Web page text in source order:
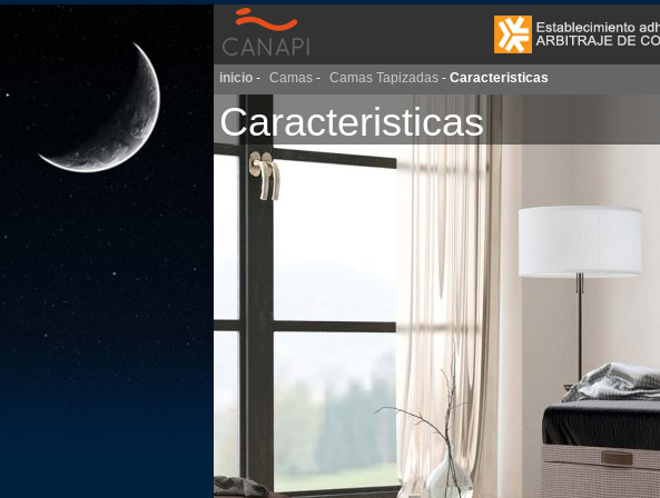
inicio - Camas - Camas Tapizadas - Caracteristicas
Caracteristicas